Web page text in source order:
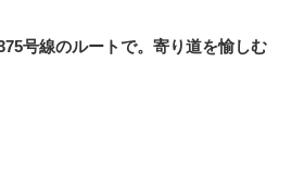
号線のルートで。寄り道を愉しむ